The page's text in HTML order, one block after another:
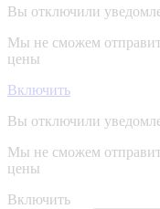
Вы отключили
Мы не сможем
цены
Включить
Вы отключили
Мы не сможем
цены
Включить